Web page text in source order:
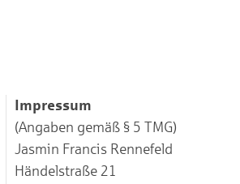
Impressum
(Angaben gemäß § 5 TMG)
Jasmin Francis Rennefeld
Händelstraße 21